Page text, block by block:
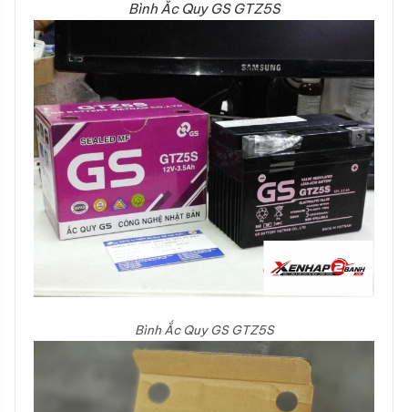
Bình Ắc Quy GS GTZ5S
Bình Ắc Quy GS GTZ5S